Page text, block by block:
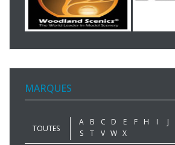
MARQUES
TOUTES
A B C D E F H I J
S
T V W X